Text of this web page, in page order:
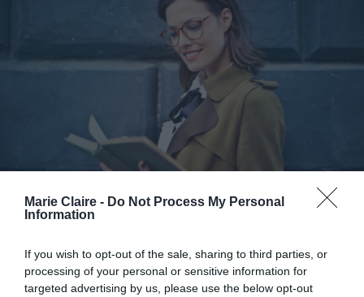
Marie Claire - Do Not Process My Personal
Information
If you wish to opt-out of the sale, sharing to third parties, or
processing of your personal or sensitive information for
targeted advertising by us, please use the below opt-out
Διαβάζοντας ένα βιβλίο μέσα σε 15 λεπτά: Οι
εφαρμογές κινητών που υπόσχονται πολλά στους
αναγνώστες